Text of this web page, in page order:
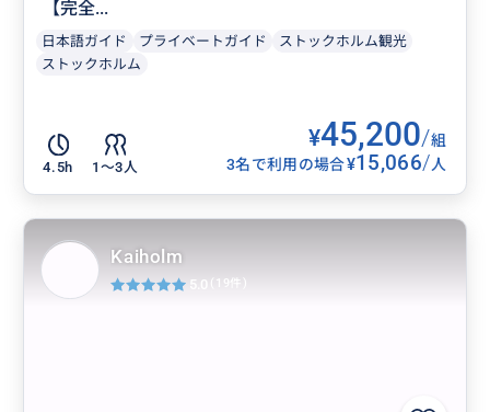
【完全...
日本語ガイド プライベートガイド
ストックホルム観光
ストックホルム
4.5h 1〜3人
¥45,200/組
3名で利用の場合¥15,066/人
Kaiholm
5.0 (19件)